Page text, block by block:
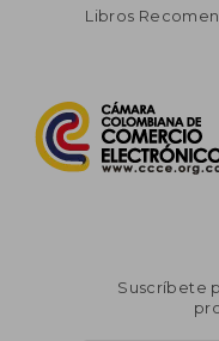
Libros
Suscríbete